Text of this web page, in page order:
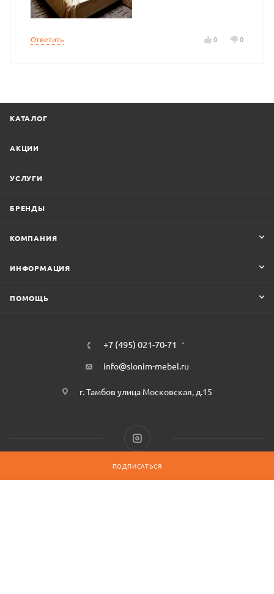
ПОДПИСАТЬСЯ
Ответить 0 0
КАТАЛОГ
АКЦИИ
УСЛУГИ
БРЕНДЫ
КОМПАНИЯ
ИНФОРМАЦИЯ
ПОМОЩЬ
+7 (495) 021-70-71
info@slonim-mebel.ru
г. Тамбов улица Московская, д.15